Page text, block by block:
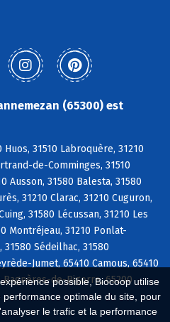
possible, Biocoop utilise
optimale du site, pour
le trafic et la performance
(65300) est
31510 Labroquère, 31210
de-Comminges, 31510
Ausson, 31580 Balesta, 31580
31210 Clarac, 31210 Cuguron,
31580 Lécussan, 31210 Les
Montréjeau, 31210 Ponlat-
Sédeilhac, 31580
Jumet, 65410 Camous, 65410
Bagnères-de-Bigorre, 65200